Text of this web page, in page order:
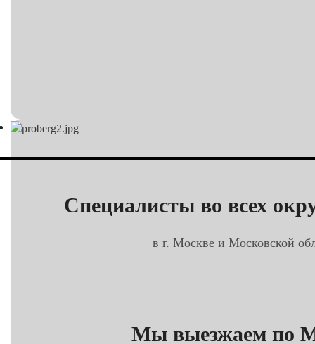
Специалисты во всех
в г. Москве и Московской
Мы выезжаем по